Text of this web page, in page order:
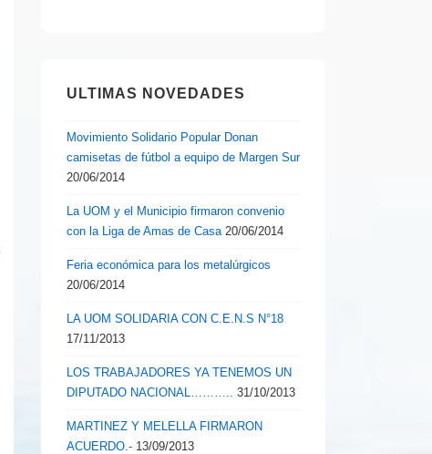
ULTIMAS NOVEDADES
Movimiento Solidario Popular Donan
camisetas de fútbol a equipo de Margen Sur
20/06/2014
La UOM y el Municipio firmaron convenio
con la Liga de Amas de Casa 20/06/2014
Feria económica para los metalúrgicos
20/06/2014
LA UOM SOLIDARIA CON C.E.N.S N°18
17/11/2013
LOS TRABAJADORES YA TENEMOS UN
DIPUTADO NACIONAL………..
31/10/2013
MARTINEZ Y MELELLA FIRMARON
ACUERDO.- 13/09/2013